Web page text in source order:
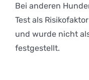
Bei anderen
Test als
und wurde nicht
festgestellt.